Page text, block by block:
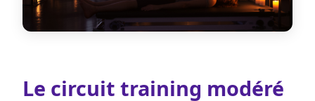
Le circuit training modéré